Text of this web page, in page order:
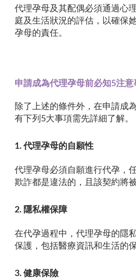
代理孕母及其配偶必須通過心
庭及生活狀況的評估，以確保
孕母的責任。
申請成為代理孕母前必知5注意
除了上述的條件外，在申請成
有下列5大事項需先詳細了解。
1. 代理孕母的自願性
代理孕母必須自願進行代孕，
欺詐都是違法的，且該契約將
2. 隱私權保障
在代孕過程中，代理孕母的隱
保護，包括醫療資訊和生活的保
3. 健康保險